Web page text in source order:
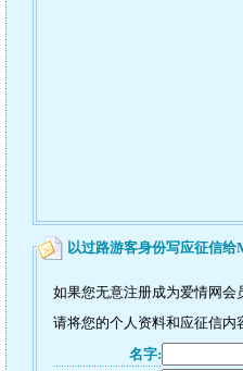
以过路游客身份写应征信给
如果您无意注册成为爱情网
请将您的个人资料和应征信内
名字: